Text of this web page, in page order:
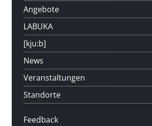
Angebote
LABUKA
[kju:b]
News
Veranstaltungen
Standorte
Feedback